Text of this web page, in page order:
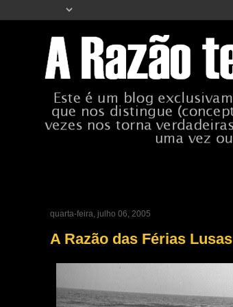
quarta-feira, julho 06, 2005
A Razão das Férias Lusas